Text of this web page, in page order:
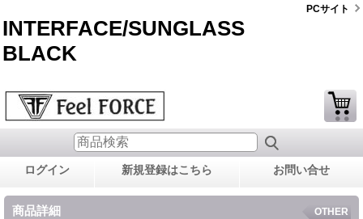
INTERFACE/SUNGLASS
BLACK
PCサイト
ログイン 新規登録はこちら お問い合せ
商品詳細 OTHER